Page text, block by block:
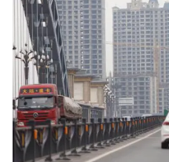
Tư vấn
Chuyên mục khác
Emagazine
Photo
Video